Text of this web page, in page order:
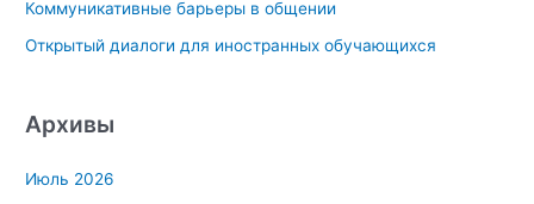
Коммуникативные барьеры в общении
Открытый диалоги для иностранных обучающихся
Архивы
Июль 2026